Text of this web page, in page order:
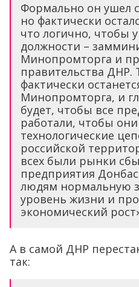
Формально он ушел
но фактически
что логично, чтобы
должности –
Минопромторга и
правительства ДНР.
фактически
Минопромторга, и
будет, чтобы все
работали, чтобы
технологические
российской
всех были рынки
предприятия
людям нормальную
уровень жизни и
экономический
А в самой ДНР
так: